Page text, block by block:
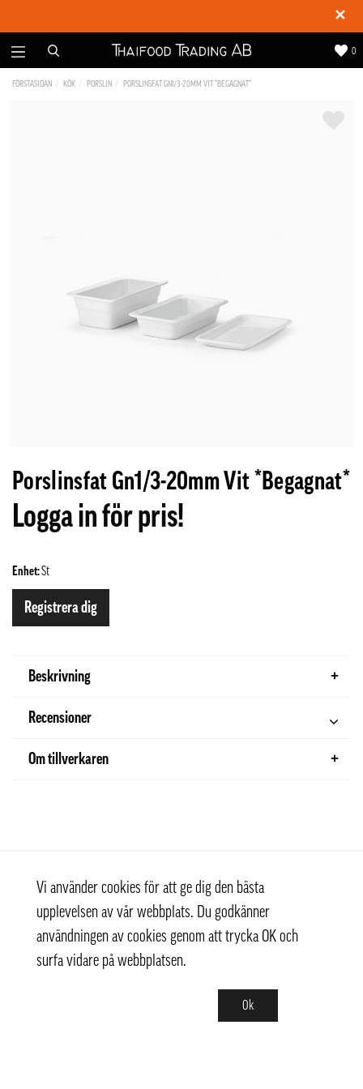
✕
0
FÖRSTASIDAN KÖK PORSLIN PORSLINSFAT GN1/3-20MM VIT *BEGAGNAT*
Porslinsfat Gn1/3-20mm Vit *Begagnat*
Logga in för pris!
Enhet:St
Registrera dig
Beskrivning
Recensioner
Om tillverkaren
Vi använder cookies för att ge dig den bästa
upplevelsen av vår webbplats. Du godkänner
användningen av cookies genom att trycka OK och
surfa vidare på webbplatsen.
Ok